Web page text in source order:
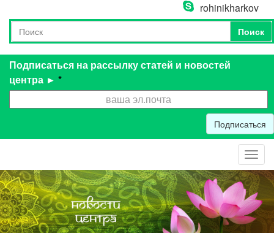
rohinikharkov
Форма поиска
Поиск
Поиск
Подписаться на рассылку статей и новостей
центра ► *
Подписаться